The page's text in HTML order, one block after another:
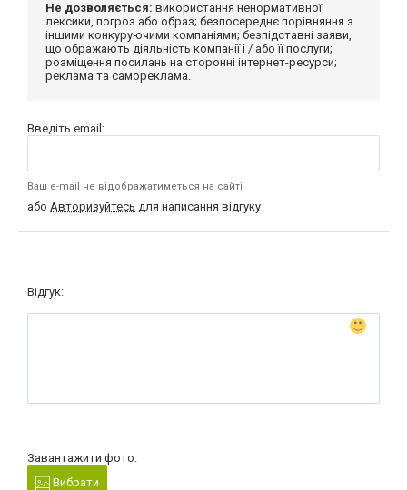
Не дозволяється: використання ненормативної
лексики, погроз або образ; безпосереднє порівняння з
іншими конкуруючими компаніями; безпідставні заяви,
що ображають діяльність компанії і / або її послуги;
розміщення посилань на сторонні інтернет-ресурси;
реклама та самореклама.
Введіть email:
Ваш e-mail не відображатиметься на сайті
або Авторизуйтесь для написання відгуку
Відгук:
Завантажити фото:
Вибрати